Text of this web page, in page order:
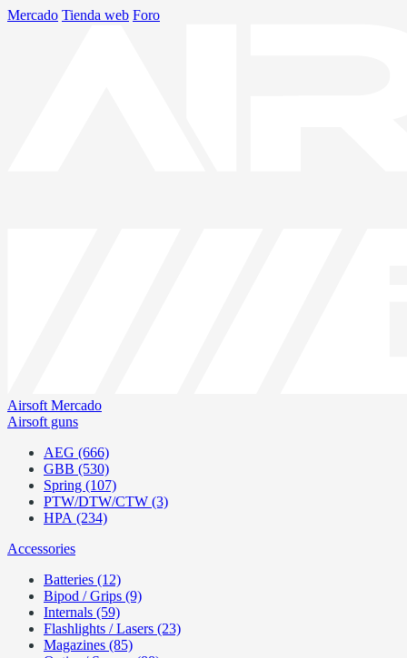
Mercado Tienda web Foro
Airsoft Mercado
Airsoft guns
AEG (666)
GBB (530)
Spring (107)
PTW/DTW/CTW (3)
HPA (234)
Accessories
Batteries (12)
Bipod / Grips (9)
Internals (59)
Flashlights / Lasers (23)
Magazines (85)